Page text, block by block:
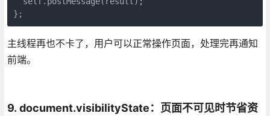
};
主线程再也不卡了，用户可以正常操作页面，处理完再通知
前端。
9. document.visibilityState：页面不可见时节省资